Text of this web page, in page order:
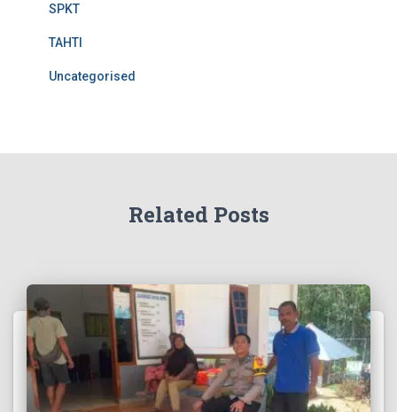
SPKT
TAHTI
Uncategorised
Related Posts